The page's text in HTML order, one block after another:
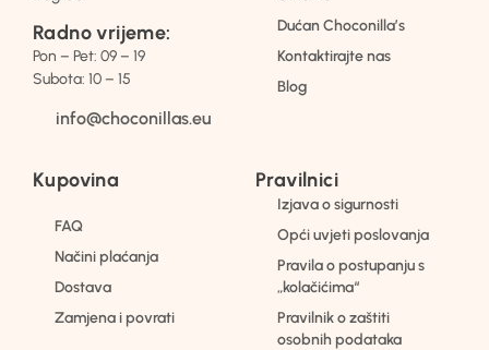
Radno vrijeme:
Pon – Pet: 09 – 19
Subota: 10 – 15
info@choconillas.eu
Dućan Choconilla’s
Kontaktirajte nas
Blog
Kupovina
FAQ
Načini plaćanja
Dostava
Zamjena i povrati
Pravilnici
Izjava o sigurnosti
Opći uvjeti poslovanja
Pravila o postupanju s
„kolačićima“
Pravilnik o zaštiti
osobnih podataka